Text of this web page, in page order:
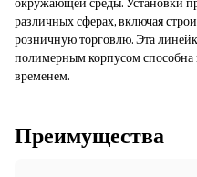
различных сферах, включая
розничную торговлю. Эта
полимерным корпусом
временем.
Преимущества